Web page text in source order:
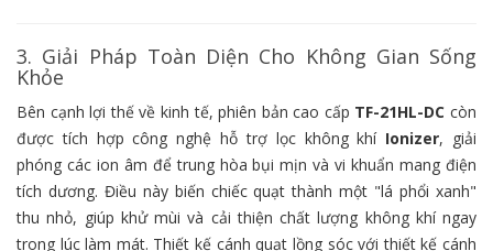
3. Giải Pháp Toàn Diện Cho Không Gian Sống
Khỏe
Bên cạnh lợi thế về kinh tế, phiên bản cao cấp TF-21HL-DC còn
được tích hợp công nghệ hỗ trợ lọc không khí Ionizer, giải
phóng các ion âm để trung hòa bụi mịn và vi khuẩn mang điện
tích dương. Điều này biến chiếc quạt thành một "lá phổi xanh"
thu nhỏ, giúp khử mùi và cải thiện chất lượng không khí ngay
trong lúc làm mát. Thiết kế cánh quạt lồng sóc với thiết kế cánh